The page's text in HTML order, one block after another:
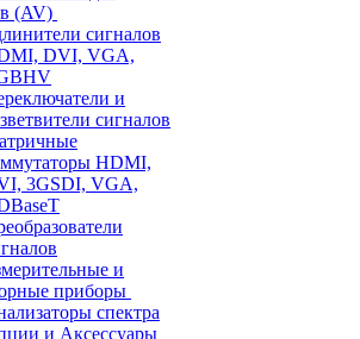
(AV)
сигналов
DVI, VGA,
и
сигналов
HDMI,
3GSDI, VGA,
и
приборы
спектра
и Аксессуары